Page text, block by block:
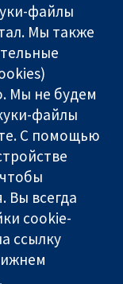
Связаться с
нами
Новости
Пресс-
служба
О нас
Работа
Cochrane
Library
файлы
Мы также
Мы не будем
файлы
С помощью
Вы всегда
cookie-
ссылку